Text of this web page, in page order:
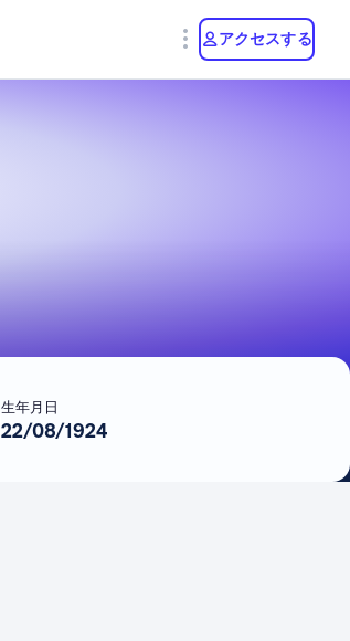
アクセスする
生年月日
22/08/1924